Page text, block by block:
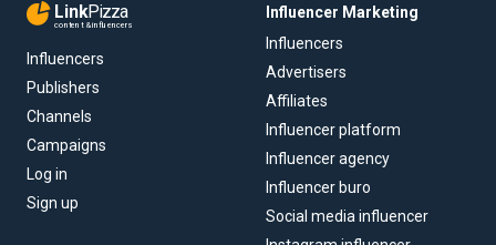
LinkPizza
content & influencers
Influencers
Publishers
Channels
Campaigns
Log in
Sign up
Influencer Marketing
Influencers
Advertisers
Affiliates
Influencer platform
Influencer agency
Influencer buro
Social media influencer